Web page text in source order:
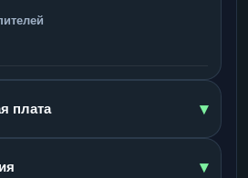
плата ▾
▾